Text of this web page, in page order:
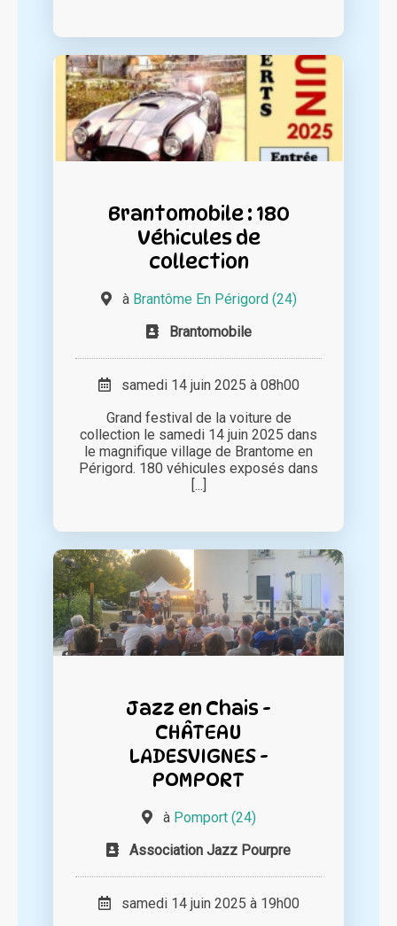
Brantomobile : 180
Véhicules de
collection
à Brantôme En Périgord (24)
Brantomobile
samedi 14 juin 2025 à 08h00
Grand festival de la voiture de
collection le samedi 14 juin 2025 dans
le magnifique village de Brantome en
Périgord. 180 véhicules exposés dans
[...]
Jazz en Chais -
CHÂTEAU
LADESVIGNES -
POMPORT
à Pomport (24)
Association Jazz Pourpre
samedi 14 juin 2025 à 19h00